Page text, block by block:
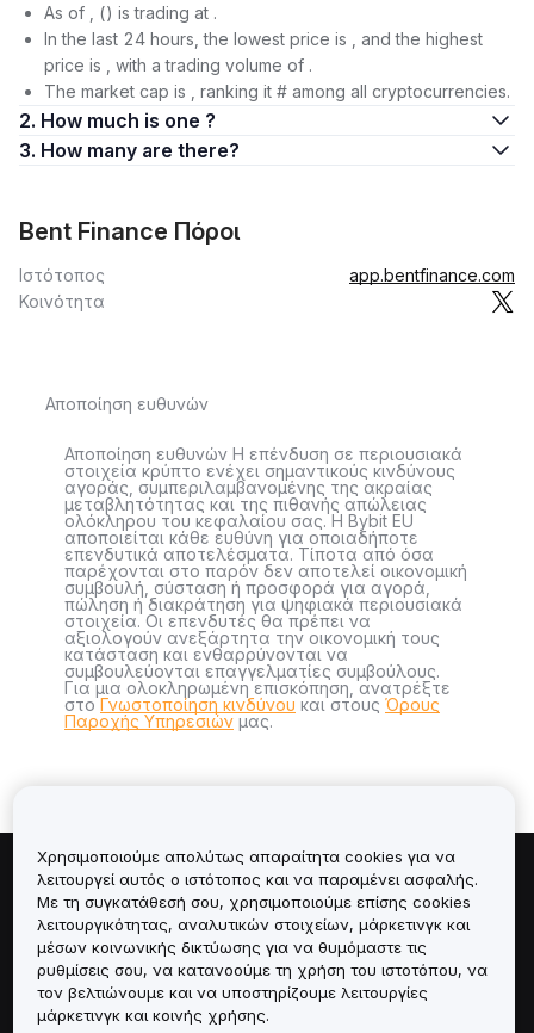
As of , () is trading at .
In the last 24 hours, the lowest price is , and the highest
price is , with a trading volume of .
The market cap is , ranking it # among all cryptocurrencies.
2. How much is one ?
3. How many are there?
Bent Finance Πόροι
Ιστότοπος
app.bentfinance.com
Κοινότητα
Αποποίηση ευθυνών
Αποποίηση ευθυνών Η επένδυση σε περιουσιακά
στοιχεία κρύπτο ενέχει σημαντικούς κινδύνους
αγοράς, συμπεριλαμβανομένης της ακραίας
μεταβλητότητας και της πιθανής απώλειας
ολόκληρου του κεφαλαίου σας. Η Bybit EU
αποποιείται κάθε ευθύνη για οποιαδήποτε
επενδυτικά αποτελέσματα. Τίποτα από όσα
παρέχονται στο παρόν δεν αποτελεί οικονομική
συμβουλή, σύσταση ή προσφορά για αγορά,
πώληση ή διακράτηση για ψηφιακά περιουσιακά
στοιχεία. Οι επενδυτές θα πρέπει να
αξιολογούν ανεξάρτητα την οικονομική τους
κατάσταση και ενθαρρύνονται να
συμβουλεύονται επαγγελματίες συμβούλους.
Για μια ολοκληρωμένη επισκόπηση, ανατρέξτε
στοΓνωστοποίηση κινδύνου και στους Όρους
Παροχής Υπηρεσιών μας.
Πληροφορίες για
Υπηρεσίες
Υποστήριξη
Χρησιμοποιούμε απολύτως απαραίτητα cookies για να
λειτουργεί αυτός ο ιστότοπος και να παραμένει ασφαλής.
Με τη συγκατάθεσή σου, χρησιμοποιούμε επίσης cookies
λειτουργικότητας, αναλυτικών στοιχείων, μάρκετινγκ και
μέσων κοινωνικής δικτύωσης για να θυμόμαστε τις
ρυθμίσεις σου, να κατανοούμε τη χρήση του ιστοτόπου, να
τον βελτιώνουμε και να υποστηρίζουμε λειτουργίες
μάρκετινγκ και κοινής χρήσης.